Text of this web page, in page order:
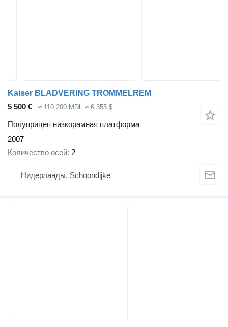
Kaiser BLADVERING TROMMELREM
5 500 €
≈ 110 200 MDL ≈ 6 355 $
Полуприцеп низкорамная платформа
2007
Количество осей 2
Нидерланды, Schoondijke